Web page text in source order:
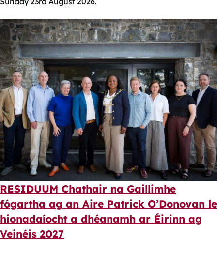
RESIDUUM Chathair na Gaillimhe
fógartha ag an Aire Patrick O’Donovan le
hionadaíocht a dhéanamh ar Éirinn ag
Veinéis 2027